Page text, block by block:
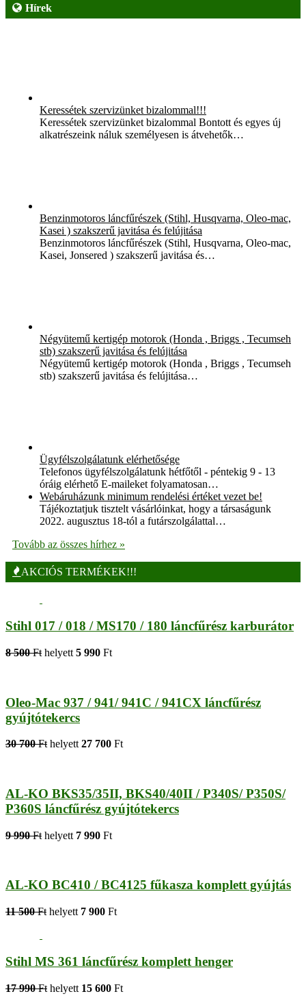
Hírek
Keressétek szervizünket bizalommal!!!
Keressétek szervizünket bizalommal Bontott és egyes új
alkatrészeink náluk személyesen is átvehetők…
Benzinmotoros láncfűrészek (Stihl, Husqvarna, Oleo-mac,
Kasei ) szakszerű javitása és felújitása
Benzinmotoros láncfűrészek (Stihl, Husqvarna, Oleo-mac,
Kasei, Jonsered ) szakszerű javitása és…
Négyütemű kertigép motorok (Honda , Briggs , Tecumseh
stb) szakszerű javitása és felújitása
Négyütemű kertigép motorok (Honda , Briggs , Tecumseh
stb) szakszerű javitása és felújitása…
Ügyfélszolgálatunk elérhetősége
Telefonos ügyfélszolgálatunk hétfőtől - péntekig 9 - 13
óráig elérhető E-maileket folyamatosan…
Webáruházunk minimum rendelési értéket vezet be!
Tájékoztatjuk tisztelt vásárlóinkat, hogy a társaságunk
2022. augusztus 18-tól a futárszolgálattal…
Tovább az összes hírhez »
AKCIÓS TERMÉKEK!!!
Stihl 017 / 018 / MS170 / 180 láncfűrész karburátor
8 500 Ft helyett 5 990 Ft
Oleo-Mac 937 / 941/ 941C / 941CX láncfűrész
gyújtótekercs
30 700 Ft helyett 27 700 Ft
AL-KO BKS35/35II, BKS40/40II / P340S/ P350S/
P360S láncfűrész gyújtótekercs
9 990 Ft helyett 7 990 Ft
AL-KO BC410 / BC4125 fűkasza komplett gyújtás
11 500 Ft helyett 7 900 Ft
Stihl MS 361 láncfűrész komplett henger
17 990 Ft helyett 15 600 Ft